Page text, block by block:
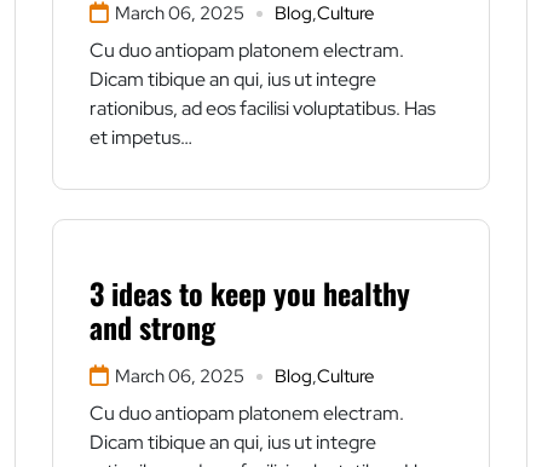
March 06, 2025 Blog,Culture
Cu duo antiopam platonem electram.
Dicam tibique an qui, ius ut integre
rationibus, ad eos facilisi voluptatibus. Has
et impetus…
3 ideas to keep you healthy
and strong
March 06, 2025 Blog,Culture
Cu duo antiopam platonem electram.
Dicam tibique an qui, ius ut integre